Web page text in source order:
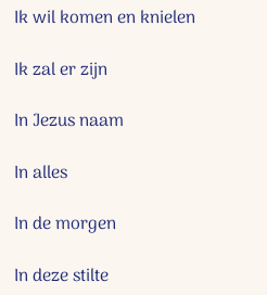
Ik wil komen en knielen
Ik zal er zijn
In Jezus naam
In alles
In de morgen
In deze stilte